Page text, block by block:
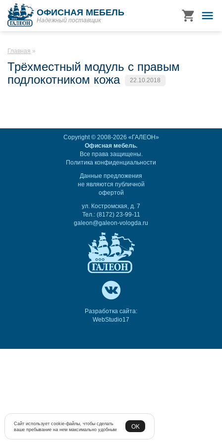
ОФИСНАЯ МЕБЕЛЬ
Надежный поставщик
Главная
Трёхместный модуль с правым
подлокотником кожа
22.10.2018
Copyright © 2008-2026 «ГАЛЕОН»
Офисная мебель.
Все права защищены.
Политика конфиденциальности
Данные предложения
не являются публичной
офертой
ул. Костромская, д. 7
Тел.: (8172) 23-99-11
galeon@galeon-vologda.ru
Разработка сайта:
WebStudio17
Сайт использует cookie-файлы, чтобы сделать
ваше пребывание на нем максимально удобным
OK